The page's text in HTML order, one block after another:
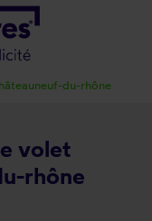
volet
rhône
du-rhône